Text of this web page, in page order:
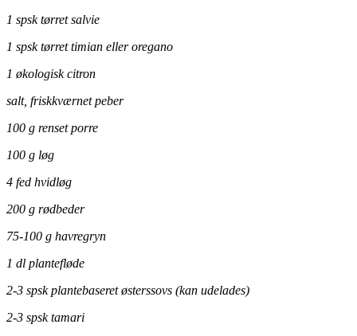
1 spsk tørret salvie
1 spsk tørret timian eller oregano
1 økologisk citron
salt, friskkværnet peber
100 g renset porre
100 g løg
4 fed hvidløg
200 g rødbeder
75-100 g havregryn
1 dl plantefløde
2-3 spsk plantebaseret østerssovs (kan udelades)
2-3 spsk tamari